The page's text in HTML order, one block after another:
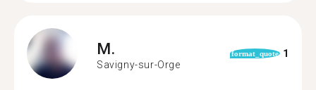
M.
Savigny-sur-Orge
format_quote 1